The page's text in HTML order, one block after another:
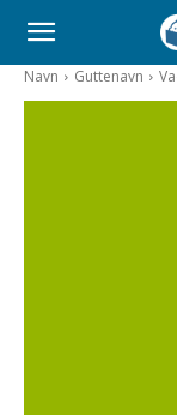
Navn Guttenavn